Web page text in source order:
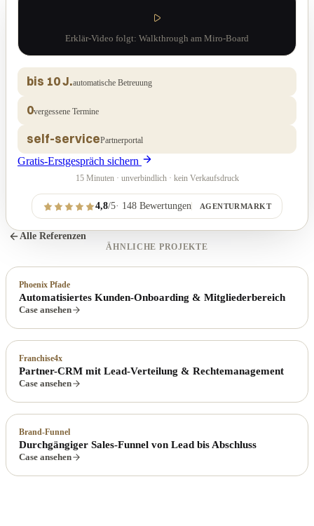
Erklär-Video folgt: Walkthrough am Miro-Board
bis 10 J.automatische Betreuung
0vergessene Termine
self-servicePartnerportal
Gratis-Erstgespräch sichern
15 Minuten · unverbindlich · kein Verkaufsdruck
4,8/5· 148Bewertungen AGENTURMARKT
Alle Referenzen
ÄHNLICHE PROJEKTE
Phoenix Pfade
Automatisiertes Kunden-Onboarding & Mitgliederbereich
Case ansehen
Franchise4x
Partner-CRM mit Lead-Verteilung & Rechtemanagement
Case ansehen
Brand-Funnel
Durchgängiger Sales-Funnel von Lead bis Abschluss
Case ansehen